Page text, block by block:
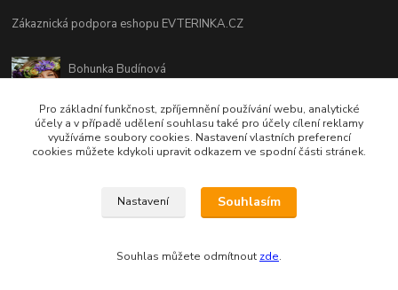
Zákaznická podpora eshopu EVTERINKA.CZ
Bohunka Budínová
(Po-Pá - 9:00-17:00hod, So 8:00-12:00hod)
obchod@evterinka.cz
Pro základní funkčnost, zpříjemnění používání webu, analytické
účely a v případě udělení souhlasu také pro účely cílení reklamy
využíváme soubory cookies. Nastavení vlastních preferencí
cookies můžete kdykoli upravit odkazem ve spodní části stránek.
Nastavení Souhlasím
Souhlas můžete odmítnout zde.